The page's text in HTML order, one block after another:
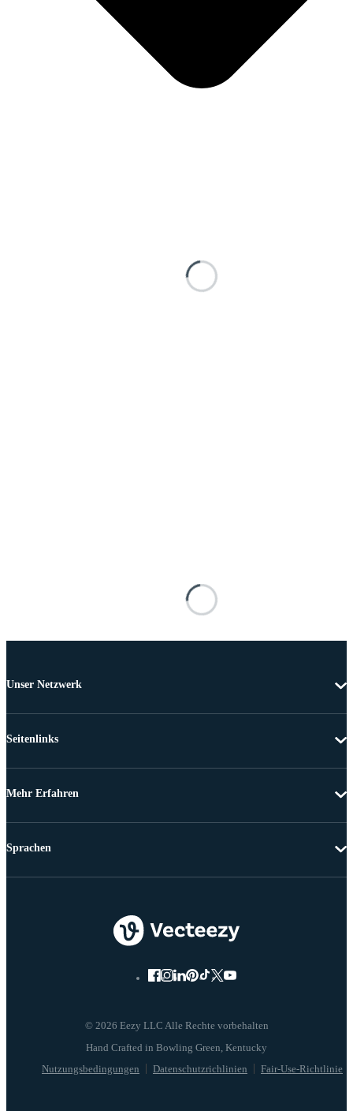
Unser Netzwerk
Seitenlinks
Mehr Erfahren
© 2026 Eezy LLC Alle Rechte vorbehalten
Nutzungsbedingungen Datenschutzrichlinien Fair-Use-Richtlinie
Sprachen